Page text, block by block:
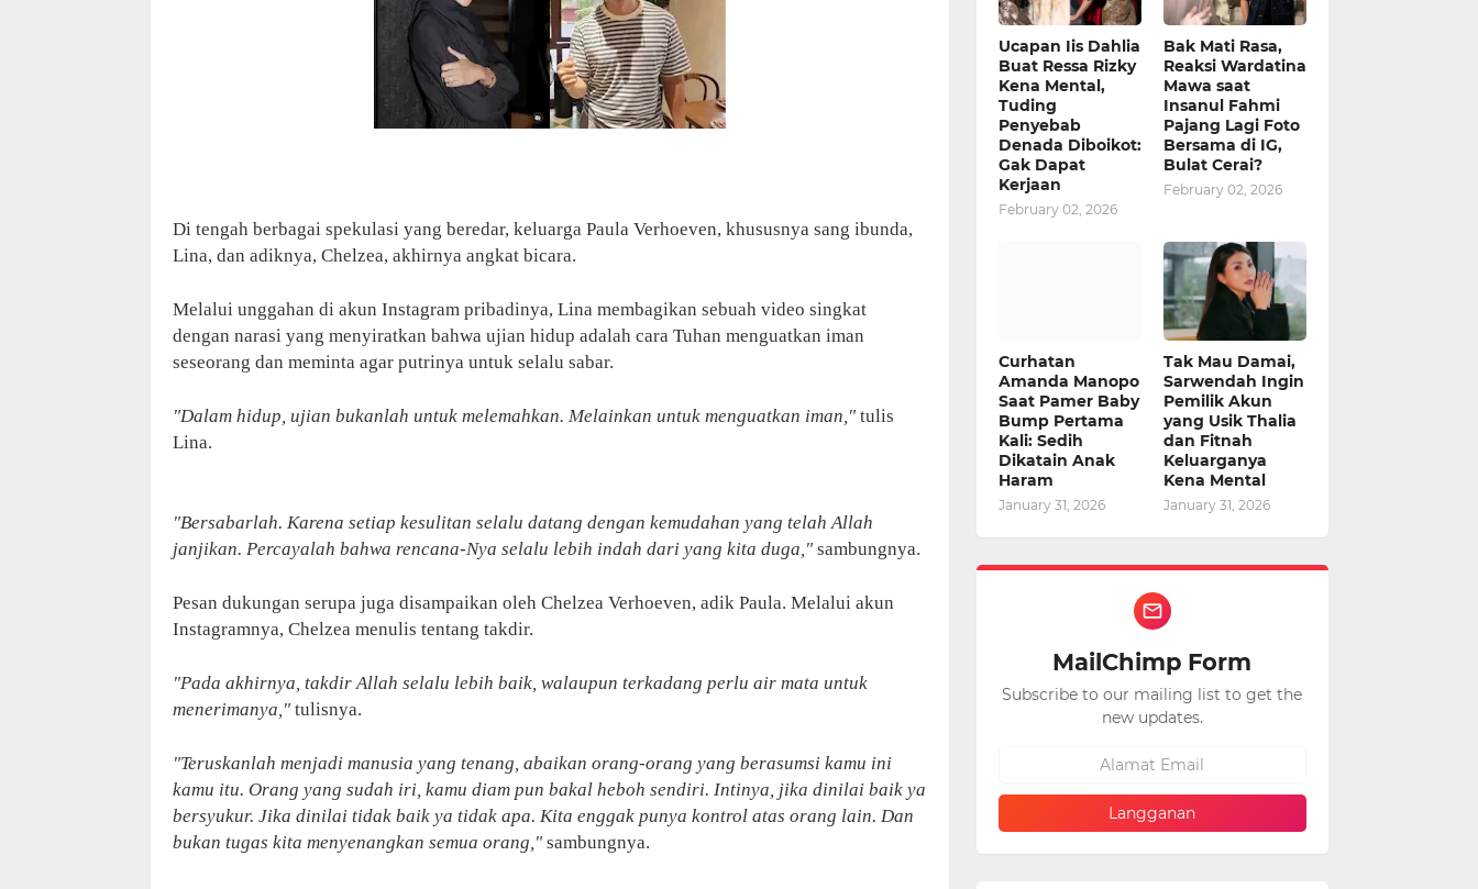
Di tengah berbagai spekulasi yang beredar, keluarga Paula Verhoeven, khususnya sang ibunda,
Lina, dan adiknya, Chelzea, akhirnya angkat bicara.
Melalui unggahan di akun Instagram pribadinya, Lina membagikan sebuah video singkat
dengan narasi yang menyiratkan bahwa ujian hidup adalah cara Tuhan menguatkan iman
seseorang dan meminta agar putrinya untuk selalu sabar.
"Dalam hidup, ujian bukanlah untuk melemahkan. Melainkan untuk menguatkan iman,"tulis
Lina.
"Bersabarlah. Karena setiap kesulitan selalu datang dengan kemudahan yang telah Allah
janjikan. Percayalah bahwa rencana-Nya selalu lebih indah dari yang kita duga,"sambungnya.
Pesan dukungan serupa juga disampaikan oleh Chelzea Verhoeven, adik Paula. Melalui akun
Instagramnya, Chelzea menulis tentang takdir.
"Pada akhirnya, takdir Allah selalu lebih baik, walaupun terkadang perlu air mata untuk
menerimanya,"tulisnya.
"Teruskanlah menjadi manusia yang tenang, abaikan orang-orang yang berasumsi kamu ini
kamu itu. Orang yang sudah iri, kamu diam pun bakal heboh sendiri. Intinya, jika dinilai baik ya
bersyukur. Jika dinilai tidak baik ya tidak apa. Kita enggak punya kontrol atas orang lain. Dan
bukan tugas kita menyenangkan semua orang,"sambungnya.
Ucapan Iis Dahlia
Buat Ressa Rizky
Kena Mental,
Tuding
Penyebab
Denada Diboikot:
Gak Dapat
Kerjaan
February 02, 2026
Bak Mati Rasa,
Reaksi Wardatina
Mawa saat
Insanul Fahmi
Pajang Lagi Foto
Bersama di IG,
Bulat Cerai?
February 02, 2026
Curhatan
Amanda Manopo
Saat Pamer Baby
Bump Pertama
Kali: Sedih
Dikatain Anak
Haram
January 31, 2026
Tak Mau Damai,
Sarwendah Ingin
Pemilik Akun
yang Usik Thalia
dan Fitnah
Keluarganya
Kena Mental
January 31, 2026
MailChimp Form
Subscribe to our mailing list to get the
new updates.